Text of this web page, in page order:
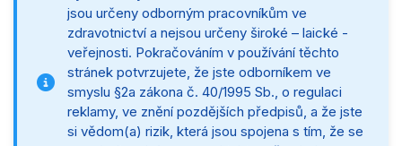
jsou určeny odborným pracovníkům ve
zdravotnictví a nejsou určeny široké – laické -
veřejnosti. Pokračováním v používání těchto
stránek potvrzujete, že jste odborníkem ve
smyslu §2a zákona č. 40/1995 Sb., o regulaci
reklamy, ve znění pozdějších předpisů, a že jste
si vědom(a) rizik, která jsou spojena s tím, že se